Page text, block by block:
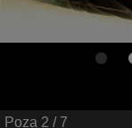
Poza 2 / 7